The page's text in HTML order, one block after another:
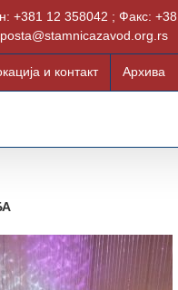
+381 12 358042 ; Факс:
posta@stamnicazavod.org.rs
и контакт Архива